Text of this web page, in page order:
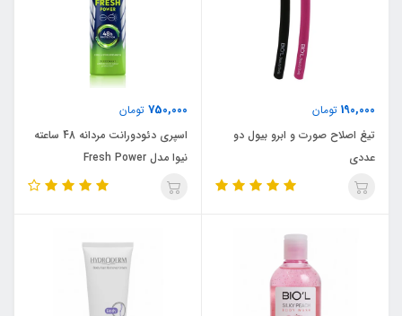
190,000 تومان
تیغ اصلاح صورت و ابرو بیول دو
عددی
750,000 تومان
اسپری دئودورانت مردانه 48 ساعته
نیوا مدل Fresh Power